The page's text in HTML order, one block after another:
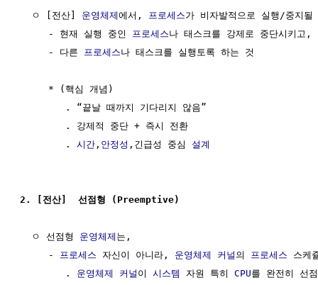
  ㅇ [전산]
운영체제에서, 프로세스가 비자발적으로 실행/중지
     - 현재 실행 중인
프로세스나 태스크를 강제로 중단시키고,
     - 다른
프로세스나 태스크를 실행토록 하는 것
     * (핵심 개념)
        . “끝날 때까지 기다리지 않음”
        . 강제적 중단 + 즉시 전환
        .
시간 , 안정성 ,긴급성 중심 설계
2. [전산]  선점형 (Preemptive)
  ㅇ 선점형
운영체제 는,
     -
프로세스 자신이 아니라, 운영체제 커널 의 프로세스 스케
        .
운영체제 커널 이 시스템 자원 특히 CPU를 완전히 선